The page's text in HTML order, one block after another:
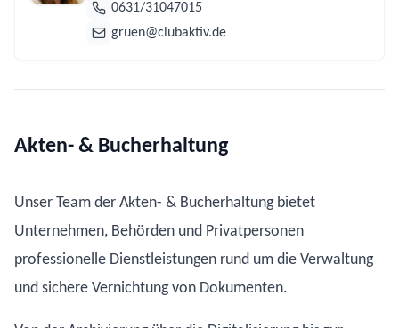
0631/31047015
gruen@clubaktiv.de
Akten- & Bucherhaltung
Unser Team der Akten- & Bucherhaltung bietet
Unternehmen, Behörden und Privatpersonen
professionelle Dienstleistungen rund um die Verwaltung
und sichere Vernichtung von Dokumenten.